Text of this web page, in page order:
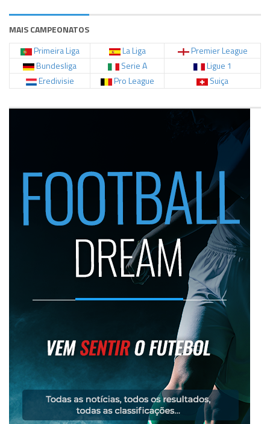
17
CD Tondela 34 6 10 18
28
18
MAIS CAMPEONATOS
Primeira Liga
La Liga
Premier League
Bundesliga
Serie A
Ligue 1
Eredivisie
Pro League Suiça